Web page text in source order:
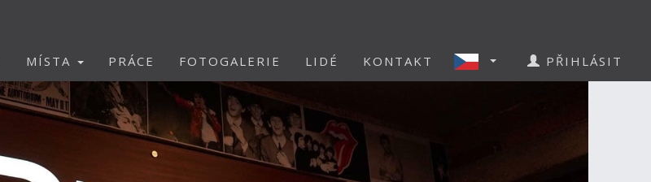
MÍSTA PRÁCE FOTOGALERIE LIDÉ KONTAKT PŘIHLÁSIT